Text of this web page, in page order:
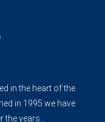
in the heart of the
in 1995 we have
years...